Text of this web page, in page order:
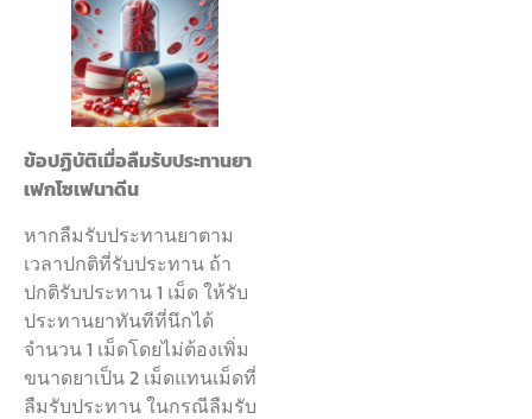
ข้อปฏิบัติเมื่อลืมรับประทานยา
เฟกโซเฟนาดีน
หากลืมรับประทานยาตาม
เวลาปกติที่รับประทาน ถ้า
ปกติรับประทาน 1 เม็ด ให้รับ
ประทานยาทันทีที่นึกได้
จำนวน 1 เม็ดโดยไม่ต้องเพิ่ม
ขนาดยาเป็น 2 เม็ดแทนเม็ดที่
ลืมรับประทาน ในกรณีลืมรับ